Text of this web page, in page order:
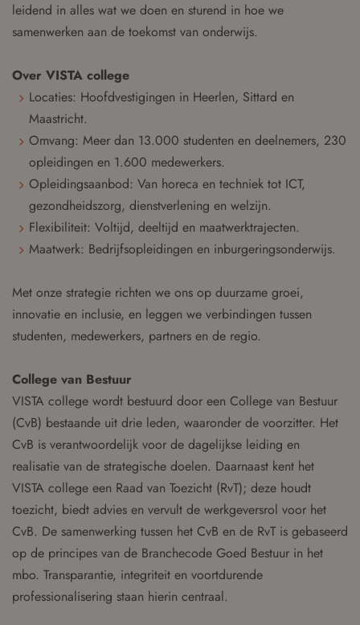
leidend in alles wat we doen en sturend in hoe we
samenwerken aan de toekomst van onderwijs.
Over VISTA college
Locaties: Hoofdvestigingen in Heerlen, Sittard en
Maastricht.
Omvang: Meer dan 13.000 studenten en deelnemers, 230
opleidingen en 1.600 medewerkers.
Opleidingsaanbod: Van horeca en techniek tot ICT,
gezondheidszorg, dienstverlening en welzijn.
Flexibiliteit: Voltijd, deeltijd en maatwerktrajecten.
Maatwerk: Bedrijfsopleidingen en inburgeringsonderwijs.
Met onze strategie richten we ons op duurzame groei,
innovatie en inclusie, en leggen we verbindingen tussen
studenten, medewerkers, partners en de regio.
College van Bestuur
VISTA college wordt bestuurd door een College van Bestuur
(CvB) bestaande uit drie leden, waaronder de voorzitter. Het
CvB is verantwoordelijk voor de dagelijkse leiding en
realisatie van de strategische doelen. Daarnaast kent het
VISTA college een Raad van Toezicht (RvT); deze houdt
toezicht, biedt advies en vervult de werkgeversrol voor het
CvB. De samenwerking tussen het CvB en de RvT is gebaseerd
op de principes van de Branchecode Goed Bestuur in het
mbo. Transparantie, integriteit en voortdurende
professionalisering staan hierin centraal.